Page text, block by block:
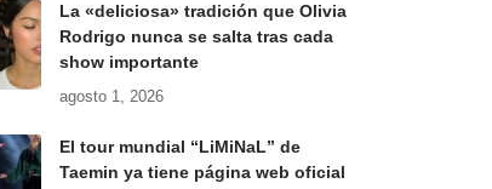
La «deliciosa» tradición que Olivia
Rodrigo nunca se salta tras cada
show importante
agosto 1, 2026
El tour mundial “LiMiNaL” de
Taemin ya tiene página web oficial